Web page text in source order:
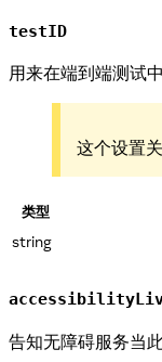
testID
用来在端到端测试
这个设置
类型
string
告知无障碍服务当